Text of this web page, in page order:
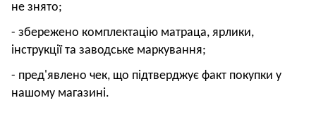
не знято;
- збережено комплектацію матраца, ярлики,
інструкції та заводське маркування;
- пред'явлено чек, що підтверджує факт покупки у
нашому магазині.